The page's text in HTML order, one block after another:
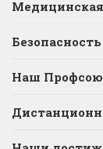
Безопасность
Наш